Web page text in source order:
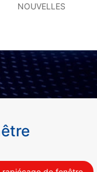
NOUVELLES